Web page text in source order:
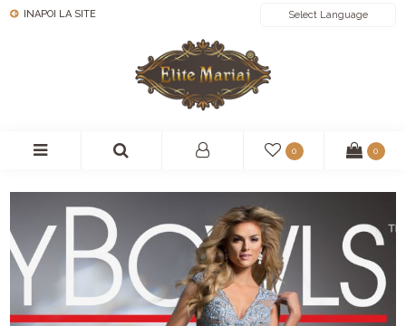
INAPOI LA SITE
0 0